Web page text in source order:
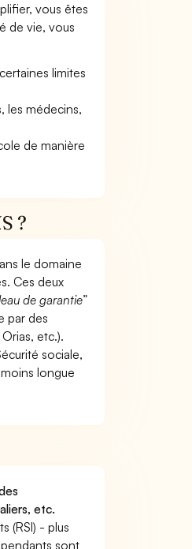
vous êtes
de vie, vous
limites
les médecins,
de manière
?
le domaine
Ces deux
de garantie”
par des
etc.).
sociale,
longue
etc.
(RSI) - plus
sont